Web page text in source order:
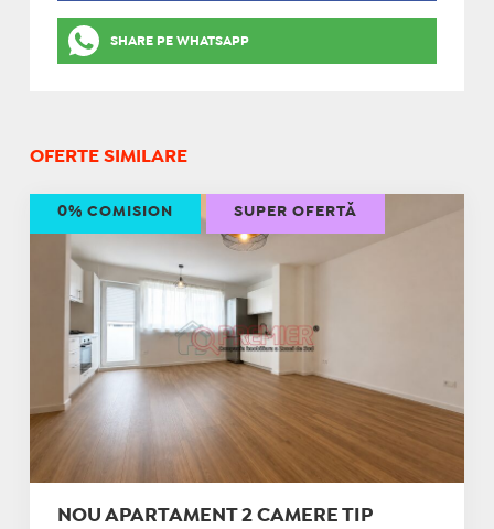
SHARE PE WHATSAPP
OFERTE SIMILARE
NOU APARTAMENT 2 CAMERE TIP
0% COMISION SUPER OFERTĂ